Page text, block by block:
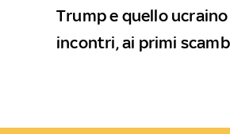
Trump e quello
incontri, ai primi